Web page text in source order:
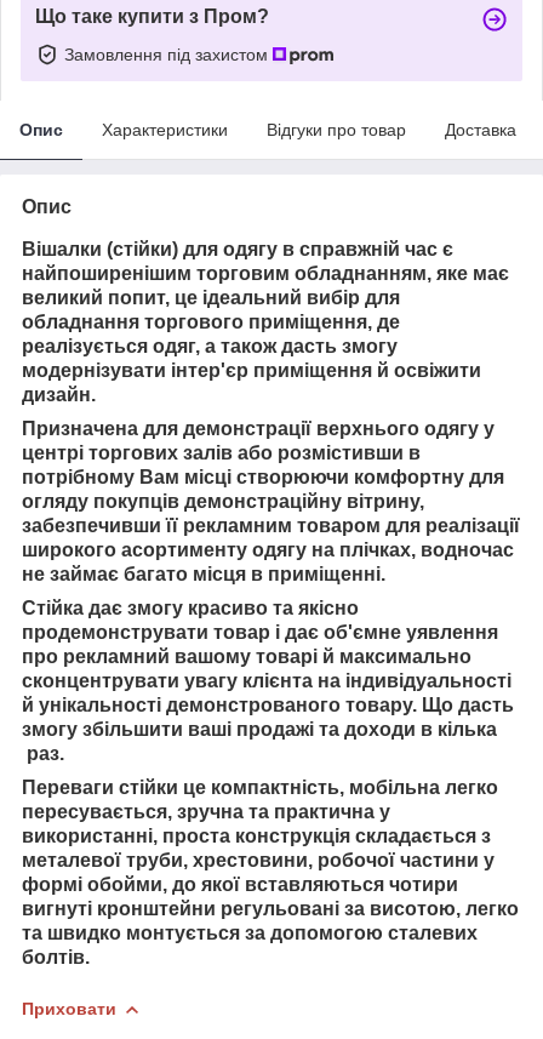
Що таке купити з Пром?
Замовлення під захистом
Опис Характеристики Відгуки про товар Доставка
Опис
Вішалки (стійки) для одягу в справжній час є
найпоширенішим торговим обладнанням, яке має
великий попит, це ідеальний вибір для
обладнання торгового приміщення, де
реалізується одяг, а також дасть змогу
модернізувати інтер'єр приміщення й освіжити
дизайн.
Призначена для демонстрації верхнього одягу у
центрі торгових залів або розмістивши в
потрібному Вам місці створюючи комфортну для
огляду покупців демонстраційну вітрину,
забезпечивши її рекламним товаром для реалізації
широкого асортименту одягу на плічках, водночас
не займає багато місця в приміщенні.
Стійка дає змогу красиво та якісно
продемонструвати товар і дає об'ємне уявлення
про рекламний вашому товарі й максимально
сконцентрувати увагу клієнта на індивідуальності
й унікальності демонстрованого товару. Що дасть
змогу збільшити ваші продажі та доходи в кілька
раз.
Переваги стійки це компактність, мобільна легко
пересувається, зручна та практична у
використанні, проста конструкція складається з
металевої труби, хрестовини, робочої частини у
формі обойми, до якої вставляються чотири
вигнуті кронштейни регульовані за висотою, легко
та швидко монтується за допомогою сталевих
болтів.
Приховати